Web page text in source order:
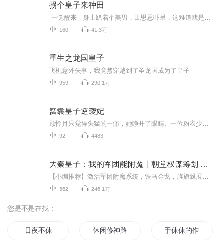
拐个皇子来种田
160 41.3万
重生之龙国皇子
飞机意外失事，我竟然穿越到了圣龙国成为了皇子
959 290.1万
窝囊皇子逆袭妃
92 4483
大秦皇子：我的军团能附魔丨朝堂权谋筹划 VIP免费
362 246.1万
您是不是在找：
日夜不休 休闲修神路 于休休的作妖日